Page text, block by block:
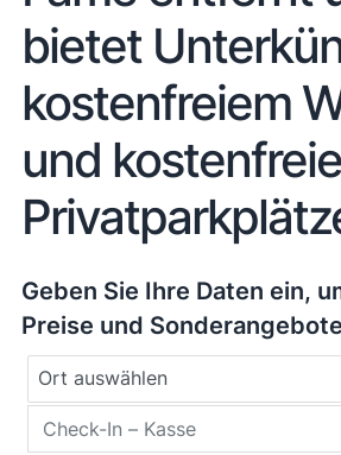
bietet
kostenfreiem
und kostenfreie
Geben Sie Ihre Daten ein,
Preise und